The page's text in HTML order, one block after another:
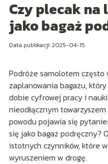
Czy plecak
jako bagaż
Data publikacji: 2025-04-15
Podróże samolotem często
zaplanowania bagażu,
dobie cyfrowej pracy i
nieodłącznym
powodu pojawia się
się jako bagaż podręczny?
istotnych czynników, które
wyruszeniem w drogę.